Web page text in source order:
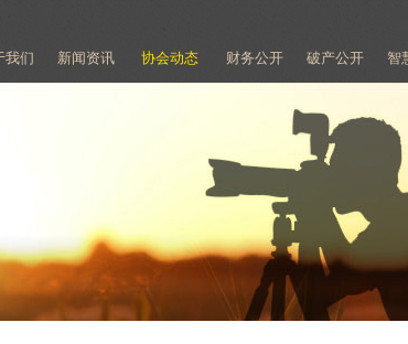
我们 新闻资讯 协会动态 财务公开 破产公开 智